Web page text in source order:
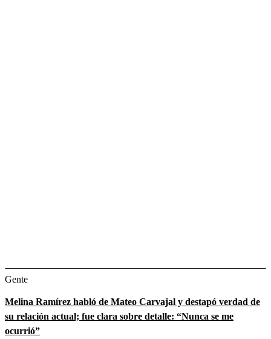
Gente
Melina Ramírez habló de Mateo Carvajal y destapó verdad de
su relación actual; fue clara sobre detalle: “Nunca se me
ocurrió”